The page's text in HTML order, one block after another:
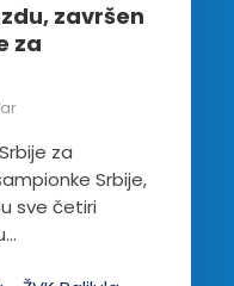
završen
za
za
Srbije,
sve četiri